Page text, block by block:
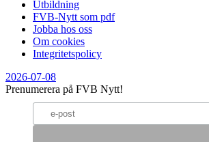
Utbildning
FVB-Nytt som pdf
Jobba hos oss
Om cookies
Integritetspolicy
2026-07-08
Prenumerera på FVB Nytt!